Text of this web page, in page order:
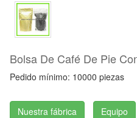
Bolsa De Café De Pie
Pedido mínimo: 10000 piezas
Nuestra fábrica Equipo